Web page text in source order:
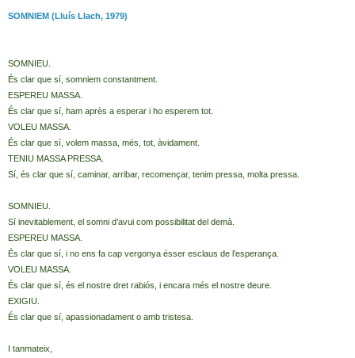
SOMNIEM (Lluís Llach, 1979)
SOMNIEU.
És clar que sí, somniem constantment.
ESPEREU MASSA.
És clar que sí, ham après a esperar i ho esperem tot.
VOLEU MASSA.
És clar que sí, volem massa, més, tot, àvidament.
TENIU MASSA PRESSA.
Sí, és clar que sí, caminar, arribar, recomençar, tenim pressa, molta pressa.
SOMNIEU.
Sí inevitablement, el somni d’avui com possibilitat del demà.
ESPEREU MASSA.
És clar que sí, i no ens fa cap vergonya ésser esclaus de l’esperança.
VOLEU MASSA.
És clar que sí, és el nostre dret rabiós, i encara més el nostre deure.
EXIGIU.
És clar que sí, apassionadament o amb tristesa.
I tanmateix,